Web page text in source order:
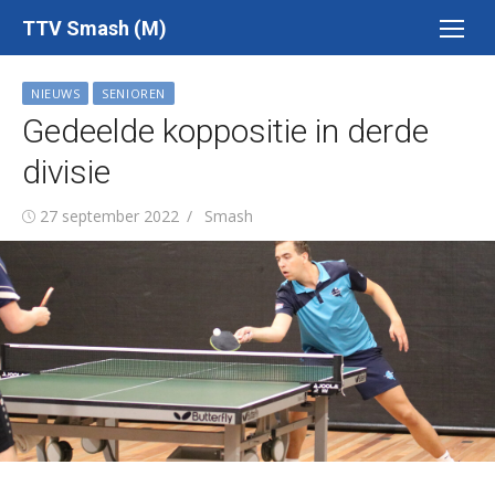
naar
inhoud
TTV Smash (M)
NIEUWS SENIOREN
Gedeelde koppositie in derde
divisie
Gepubliceerd
op
27 september 2022 Auteur
Smash